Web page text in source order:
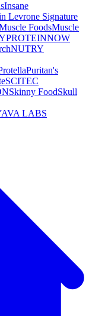
Insane
Levrone Signature
FoodsMuscle
NOW
NUTRY
Puritan's
SCITEC
Skinny FoodSkull
LABS